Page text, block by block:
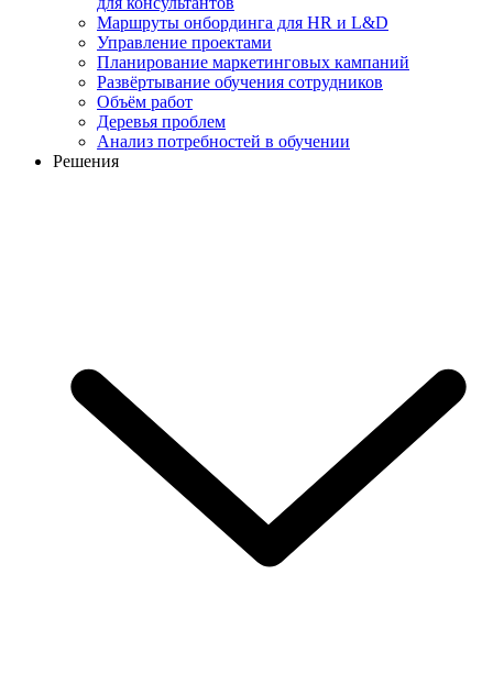
Маршруты онбординга для HR и L&D
Управление проектами
Планирование маркетинговых кампаний
Развёртывание обучения сотрудников
Объём работ
Деревья проблем
Анализ потребностей в обучении
Решения